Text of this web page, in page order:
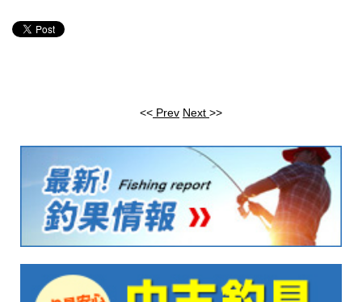
<< Prev Next >>